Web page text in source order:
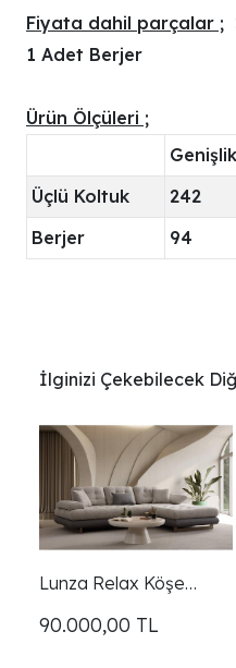
Fiyata dahil parçalar ;
1 Adet Berjer
Ürün Ölçüleri ;
Genişlik
Üçlü Koltuk
242
Berjer
94
İlginizi Çekebilecek
Lunza Relax Köşe
90.000,00 TL